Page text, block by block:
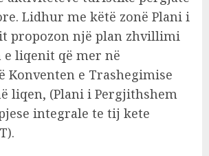
Lidhur me këtë zonë Plani i
propozon një plan zhvillimi
liqenit që mer në
Konventen e Trashegimise
liqen, (Plani i Pergjithshem
integrale te tij kete